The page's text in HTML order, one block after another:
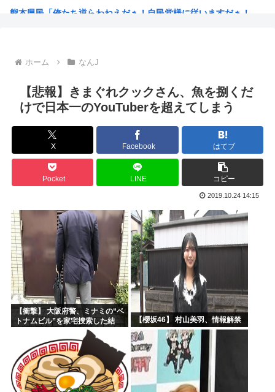
熊本県民「俺たち逆らわねえだぁ！自民党様に従いますだぁ！...
韓国人「悲報：FIFA会長にさえ2002年W杯で韓国が審...
韓国人「日本のサッカー協会も性接待やってるんじゃないです...
小泉進次郎「北朝鮮に厳重に抗議し、強く非難した」
日本さん食料自給率が過去最低に 25年度37% 主要先進...
韓国、日本の新しい防衛白書に対する当てつけで、日本の制止...
トランプ大統領、イランとの戦闘「近く終結するだろう」と表...
海外の反応：韓国サッカー協会、国際審判員らを性接待
「作り込んである高尚アニメ」なんかよりも「心の揺れ動く少...
トランプ「悪夢のオバマ政権！景気が悪いのはオバマのせい」
ひなこのーと作者、顔と一緒に乳首を晒すも抜けない
中国新聞「高市総理は非核三原則堅持をはっきり言わなかった...
韓国人「現在の日本の沖縄のスーパーは台風のおかげでこうな...
ホーム なんJ
【悲報】きまぐれクックさん、魚を捌くだ
けで日本一のYouTuberを超えてしまう
X Facebook はてブ
Pocket LINE コピー
2019.10.24 14:15
【衝撃】 大阪府警、ミナミの“ベ
トナムビル”を家宅捜索した結
【櫻坂46】 村山美羽、情報解禁